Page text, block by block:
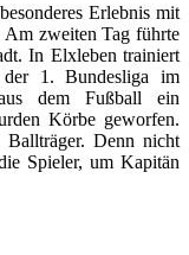
Erlebnis mit
Am zweiten Tag führte
In Elxleben trainiert
1. Bundesliga im
dem Fußball ein
Körbe geworfen.
Denn nicht
Spieler, um Kapitän